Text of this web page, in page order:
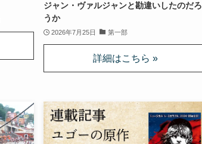
ジャン・ヴァルジャンと勘違いしたのだろ
うか
2026年7月25日 第一部